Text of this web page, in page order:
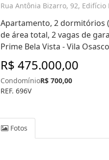
Rua Antônia Bizarro, 92, Edifício
Apartamento, 2 dormitórios (
de área total, 2 vagas de
Prime Bela Vista - Vila
R$ 475.000,00
CondomínioR$ 700,00
REF. 696V
Fotos